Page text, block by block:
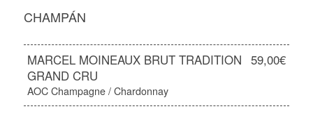
CHAMPÁN
MARCEL MOINEAUX BRUT TRADITION
GRAND CRU
59,00€
AOC Champagne / Chardonnay